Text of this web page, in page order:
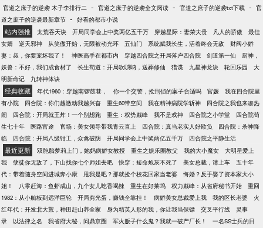
官道之庶子的逆袭 木子李排行二 - 官道之庶子的逆袭全文阅读 - 官道之庶子的逆袭txt下载 - 官
道之庶子的逆袭最新章节 - 好看的都市小说
站内强推 太荒吞天诀 开局同学会上中奖两亿五千万 穿越星际：妻荣夫贵 凡人的骄傲
最佳
女婿
逆天邪神 从笑傲开始，无限被动光环 五仙门 系统赋我长生，活着终会无敌
财阀小娇
妻：叔，你要宠坏我了！
神医高手在都市内 穿越四合院之开局落户四合院 剑道第一仙
厨神，
妖兽：不好，我们成食材了
长生苟道：开局吹唢呐，送葬修仙 猎谍 九星神龙诀 轮回乐园
大
明新命记
九转神体诀
经典收藏 年代1960：穿越南锣鼓巷， 你一个交警，抢刑侦的案子合适吗 官媛
我在四合院里
有小院
四合院：你们越激动我越兴奋 重生60带空间 我在精神病院学斩神
四合院之我也来凑热
闹
四合院：开局就王炸！一个别想跑 重生：权势巅峰 我不是戏神 四合院之小学堂
四合院苟
生七十年
医路官途 官场：美女领导带我青云直上 四合院：真当老实人好欺负
四合院：杀神降
临
四合院：开局八级钳工，众禽破防 开局同学会上中奖两亿五千万 四合院之平静生活
最近更新 双胞胎萝莉上门，她妈病娇女教授 重生之娱乐圈教父 我的大小魔女
大明星爱上
我
孽徒你无敌了，下山找你七个师姐去吧 快穿：短命炮灰不死了 美女总裁，请上车
五十年
代：带着随身空间进城奔小康
甩我是吧？那就捡个校花回家当老婆
悔婚？反手娶了资本家大小
姐！
八零赶海：鱼虾成山，九个女儿吃香喝辣 重生在好莱坞 权力巅峰：从省府秘书开始
重回
1982：从小舢板到远洋巨轮
开局穷光蛋，赚钱全靠挂！ 病娇美女总裁爱上我 我的区长老婆
火
红年代：开发北大荒，种田赶山养全家
身为精英人形的我，你让我当保镖 交叉平行线
灵事
录
以法律之名 我省府大秘，问鼎京圈 军火贩子什么鬼？我就一破产厂长！
一名SS士兵的日